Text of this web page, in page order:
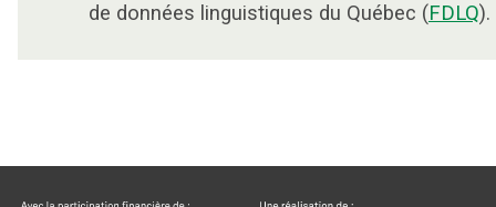
de données linguistiques du Québec (FDLQ).